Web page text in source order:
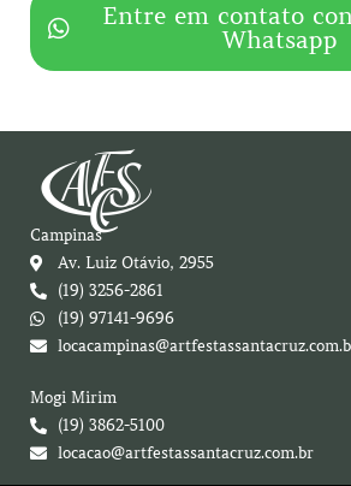
Entre em contato
Whatsapp
Campinas
Av. Luiz Otávio, 2955
(19) 3256-2861
(19) 97141-9696
Mogi Mirim
(19) 3862-5100
locacao@artfestassantacruz.com.br